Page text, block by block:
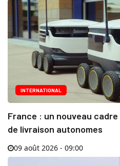
INTERNATIONAL
France : un nouveau
de livraison autonomes
09 août 2026 - 09:00